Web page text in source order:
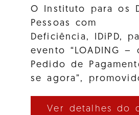
O Instituto para os
Pessoas com
Deficiência, IDiPD,
evento “LOADING –
Pedido de
se agora”,
Ver detalhes do